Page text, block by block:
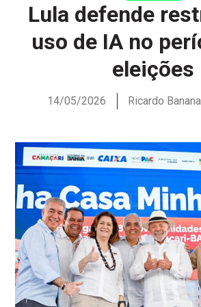
Lula defende
uso de IA no
eleições
14/05/2026 Ricardo Banana